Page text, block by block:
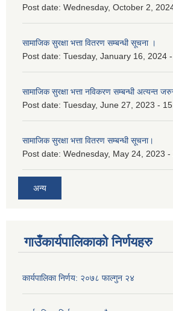
Post date: Wednesday, October 2,
सामाजिक सुरक्षा भत्ता वितरण सम्बन्धी सूचना ।
Post date: Tuesday, January 16, 2024
सामाजिक सुरक्षा भत्ता नविकरण सम्बन्धी अत्यन्त
Post date: Tuesday, June 27, 2023 -
सामाजिक सुरक्षा भत्ता वितरण सम्बन्धी सूचना।
Post date: Wednesday, May 24, 2023 -
अन्य
गाउँकार्यपालिकाको निर्णयहरु
कार्यपालिका निर्णय: २०७८ फाल्गुन २४